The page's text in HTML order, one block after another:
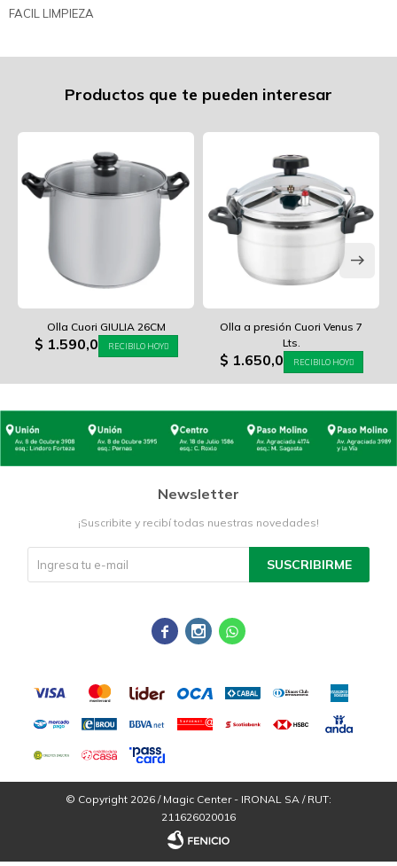
FACIL LIMPIEZA
Productos que te pueden interesar
Olla Cuori GIULIA 26CM
$ 1.590,0 RECIBILO HOY
Olla a presión Cuori Venus 7
Lts.
$ 1.650,0 RECIBILO HOY
Newsletter
¡Suscribite y recibí todas nuestras novedades!
SUSCRIBIRME
  
© Copyright 2026 / Magic Center - IRONAL SA / RUT:
211626020016